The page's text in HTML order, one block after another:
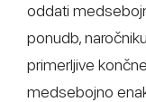
oddati
ponudb,
primerljive
medsebojno